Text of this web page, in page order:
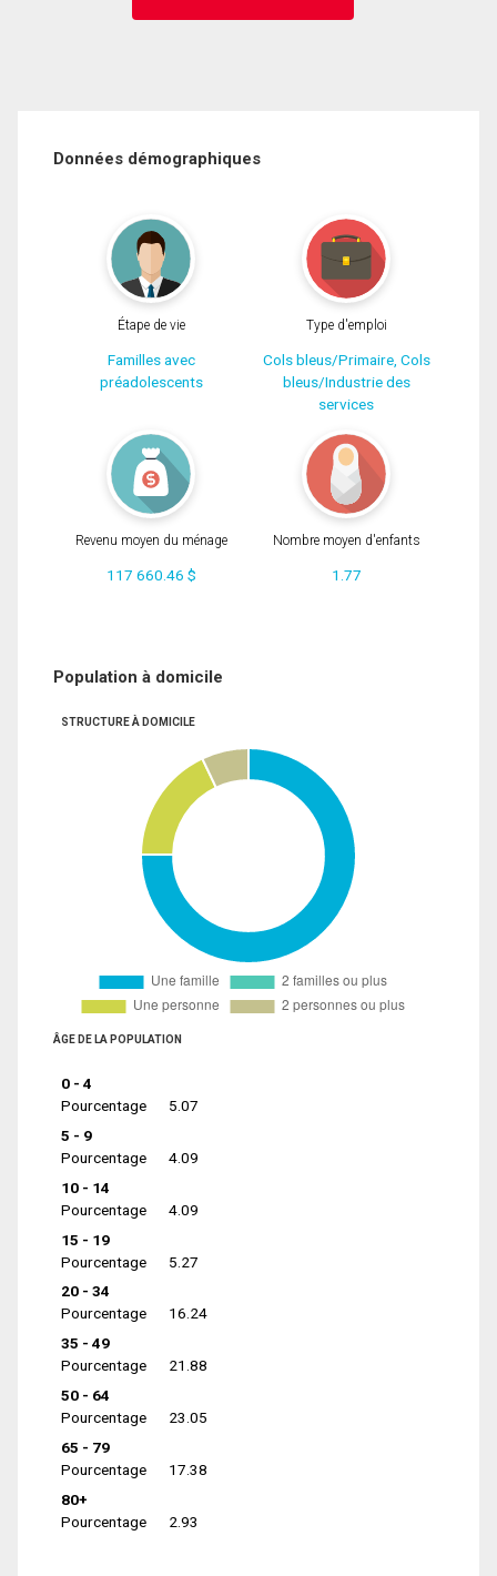
Données démographiques
Étape de vie
Familles avec
préadolescents
Type d'emploi
Cols bleus/Primaire, Cols
bleus/Industrie des
services
Revenu moyen du ménage
117 660.46 $
Nombre moyen d'enfants
1.77
Population à domicile
STRUCTURE À DOMICILE
ÂGE DE LA POPULATION
0 - 4
Pourcentage
5.07
5 - 9
Pourcentage
4.09
10 - 14
Pourcentage
4.09
15 - 19
Pourcentage
5.27
20 - 34
Pourcentage
16.24
35 - 49
Pourcentage
21.88
50 - 64
Pourcentage
23.05
65 - 79
Pourcentage
17.38
80+
Pourcentage
2.93